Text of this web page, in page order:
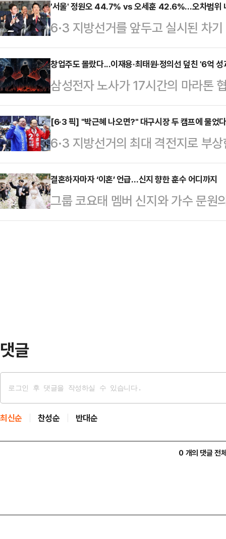
일고 있다.10일(현지시간) 뉴욕포
고백을 거절할 경우를 대비한 훈련'
있다.영상 속 남성들은 샌드백을 때
기를 카메라에 겨누는 모습 등을 보
3월 8일 전후로 빠르게 확산된 것
장에서 고백을 거절…
'서울' 정원오 44.7% vs 오세훈 42.6%…오차범위
6·3 지방선거를 앞두고 실시된 차
어민주당 예비후보가 44.7%, 오세
42.6%를 기록하며 오차범위 내 초
조사 전문기관 여론조사공정㈜이
100% ARS 방식으로 실시한 여론
보는 42.6%를 얻었다.두 후보 간
이다. 이어 개혁신당 김정철 후보
으로 집…
창업주도 몰랐다...이재용·최태원·정의선 덮친 '6억
삼성전자 노사가 17시간의 마라톤
다. 오는 21일 총파업이 현실화될
째 파업이라는 가시밭길을 걷게 된
상상조차 못 했던 ‘순이익 30% 성
는 이미 ‘영업이익 10%, 상한 없는
이끄는 총수들이 선대가 단 한번도
히 서 있다."내 눈에 흙이 들어가도
주…
[6·3 픽] "박근혜 나오면?" 대구시장 두 캠프에 물었
6·3 지방선거의 최대 격전지로 부
일찌감치 대진표를 확정한 더불어
지율 격차가 오차범위 내로 좁혀지
새다. 공식 선거운동 개막을 일주
라는 각자의 승부수를 던진 두 후보
결혼하자마자 ‘이혼’ 언급…신지 향한 훈수 어디까지
그룹 코요태 멤버 신지와 가수 문원
발언이 논란을 빚고 있다.논란의 당
댓글
최신순 찬성순 반대순
0 개의 댓글 전